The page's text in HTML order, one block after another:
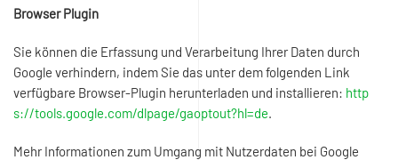
Browser Plugin
Sie können die Erfassung und Verarbeitung Ihrer Daten durch
Google verhindern, indem Sie das unter dem folgenden Link
verfügbare Browser-Plugin herunterladen und installieren: http
s://tools.google.com/dlpage/gaoptout?hl=de.
Mehr Informationen zum Umgang mit Nutzerdaten bei Google